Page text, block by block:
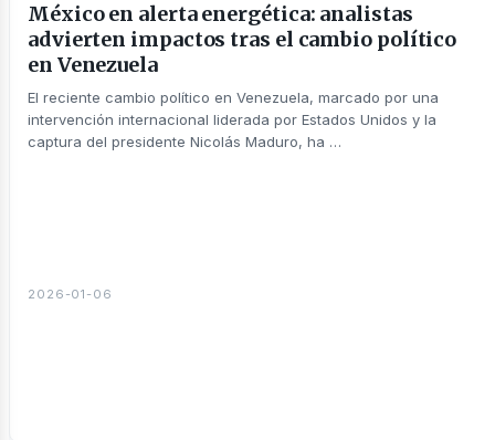
México en alerta energética: analistas
advierten impactos tras el cambio político
en Venezuela
El reciente cambio político en Venezuela, marcado por una
intervención internacional liderada por Estados Unidos y la
captura del presidente Nicolás Maduro, ha …
2026-01-06